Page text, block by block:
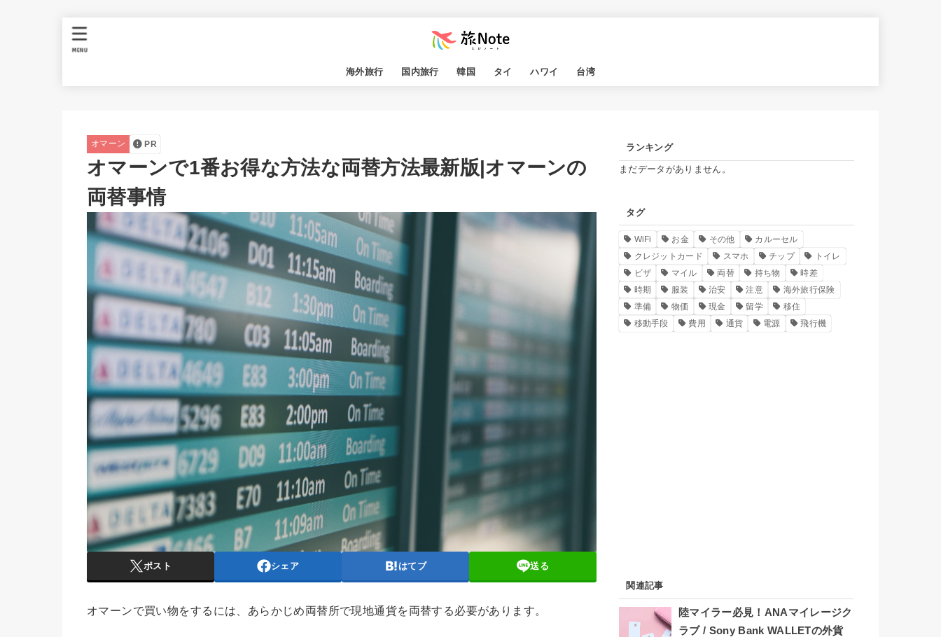
海外旅行 国内旅行 韓国 タイ ハワイ 台湾
MENU
オマーン PR
オマーンで1番お得な方法な両替方法最新版|オマーンの
両替事情
ポスト シェア はてブ 送る
オマーンで買い物をするには、あらかじめ両替所で現地通貨を両替する必要があります。
ランキング
まだデータがありません。
タグ
WiFi お金 その他
カルーセル
クレジットカード
スマホ チップ
トイレ
ビザ
マイル 両替 持ち物
時差
時期
服装 治安 注意
海外旅行保険
準備
物価 現金 留学
移住
移動手段
費用 通貨 電源 飛行機
関連記事
陸マイラー必見！ANAマイレージク
ラブ / Sony Bank WALLETの外貨